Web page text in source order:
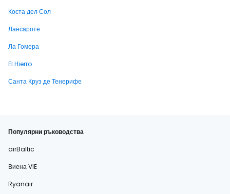
Коста дел Сол
Лансароте
Ла Гомера
El Hierro
Санта Круз де Тенерифе
Популярни ръководства
airBaltic
Виена VIE
Ryanair